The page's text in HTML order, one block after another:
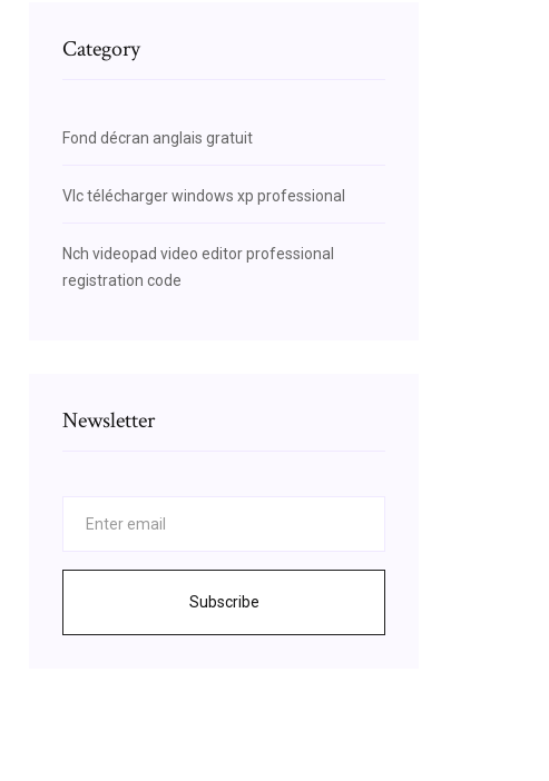
Category
Fond décran anglais gratuit
Vlc télécharger windows xp professional
Nch videopad video editor professional
registration code
Newsletter
Subscribe